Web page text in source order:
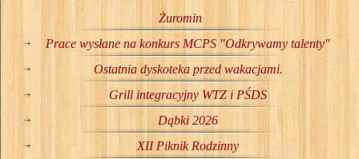
Żuromin
Prace wysłane na konkurs MCPS "Odkrywamy talenty"
Ostatnia dyskoteka przed wakacjami.
Grill integracyjny WTZ i PŚDS
Dąbki 2026
XII Piknik Rodzinny